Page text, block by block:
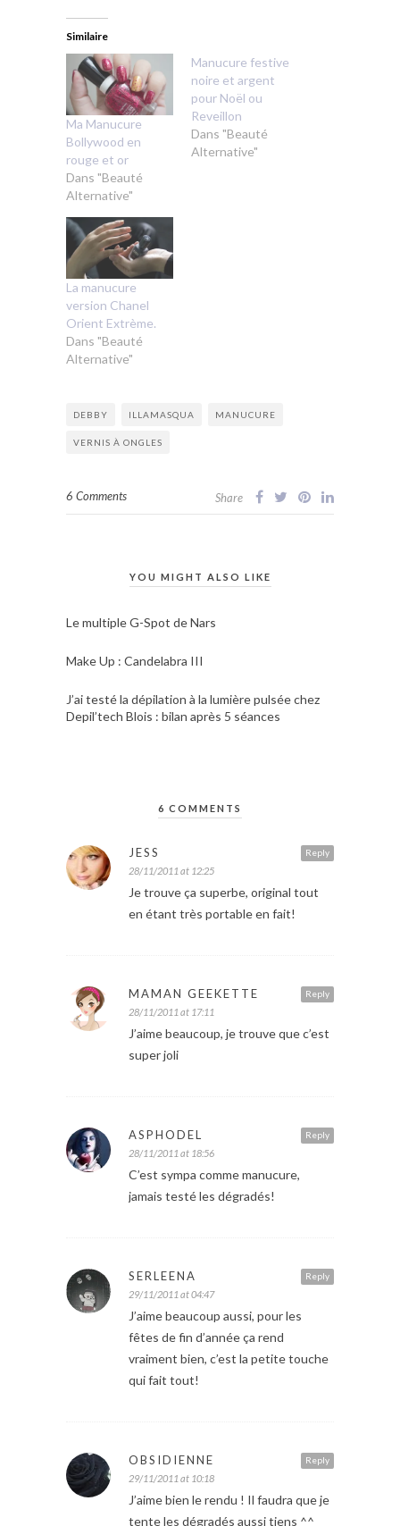
Similaire
Ma Manucure
Bollywood en
rouge et or
Dans "Beauté
Alternative"
Manucure festive
noire et argent
pour Noël ou
Reveillon
Dans "Beauté
Alternative"
La manucure
version Chanel
Orient Extrème.
Dans "Beauté
Alternative"
DEBBY ILLAMASQUA MANUCURE
VERNIS À ONGLES
6 Comments Share
YOU MIGHT ALSO LIKE
Le multiple G-Spot de Nars
Make Up : Candelabra III
J’ai testé la dépilation à la lumière pulsée chez
Depil’tech Blois : bilan après 5 séances
6 COMMENTS
Reply
JESS
28/11/2011 at 12:25
Je trouve ça superbe, original tout
en étant très portable en fait!
Reply
MAMAN GEEKETTE
28/11/2011 at 17:11
J’aime beaucoup, je trouve que c’est
super joli
Reply
ASPHODEL
28/11/2011 at 18:56
C’est sympa comme manucure,
jamais testé les dégradés!
Reply
SERLEENA
29/11/2011 at 04:47
J’aime beaucoup aussi, pour les
fêtes de fin d’année ça rend
vraiment bien, c’est la petite touche
qui fait tout!
Reply
OBSIDIENNE
29/11/2011 at 10:18
J’aime bien le rendu ! Il faudra que je
tente les dégradés aussi tiens ^^